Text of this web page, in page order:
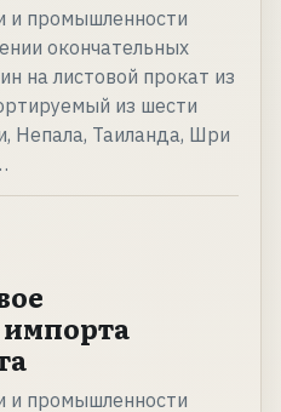
и промышленности
окончательных
на листовой прокат из
из шести
Непала, Таиланда, Шри
импорта
и промышленности